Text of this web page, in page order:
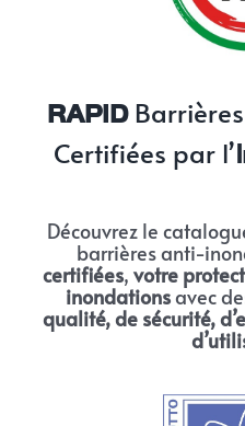
RAPID
Certifiées par l’
Découvrez le
barrières anti-
certifiées, votre
inondationsavec
qualité, de sécurité,